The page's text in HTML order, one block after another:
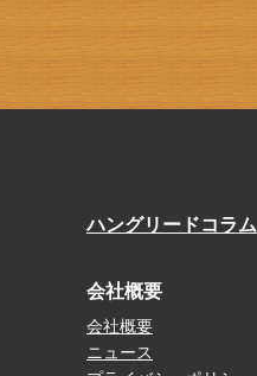
ハングリードコラム
会社概要
会社概要
ニュース